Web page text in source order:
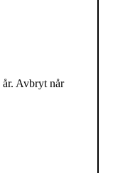
Avbryt når